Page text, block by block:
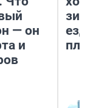
— он
и
ездит